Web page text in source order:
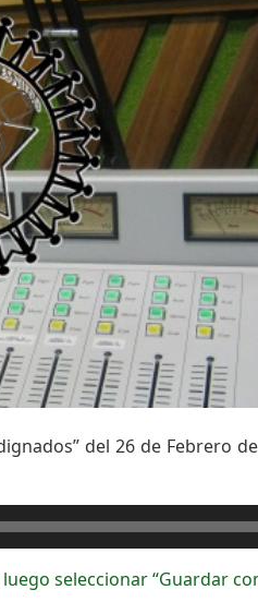
del 26 de Febrero
seleccionar “Guardar